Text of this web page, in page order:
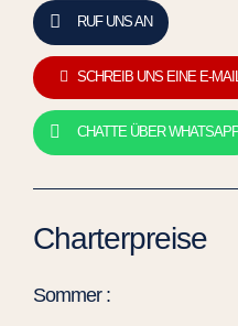
RUF UNS AN
SCHREIB UNS EINE E-MAIL
CHATTE ÜBER
Charterpreise
Sommer :